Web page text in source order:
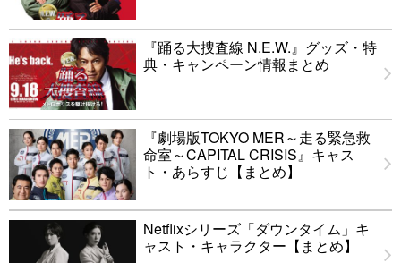
『踊る大捜査線 N.E.W.』グッズ・特
典・キャンペーン情報まとめ
『劇場版TOKYO MER～走る緊急救
命室～CAPITAL CRISIS』キャス
ト・あらすじ【まとめ】
Netflixシリーズ「ダウンタイム」キ
ャスト・キャラクター【まとめ】